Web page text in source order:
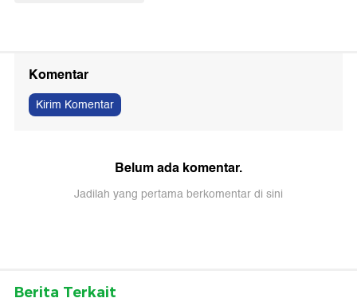
Komentar
Kirim Komentar
Belum ada komentar.
Jadilah yang pertama berkomentar di sini
Berita Terkait